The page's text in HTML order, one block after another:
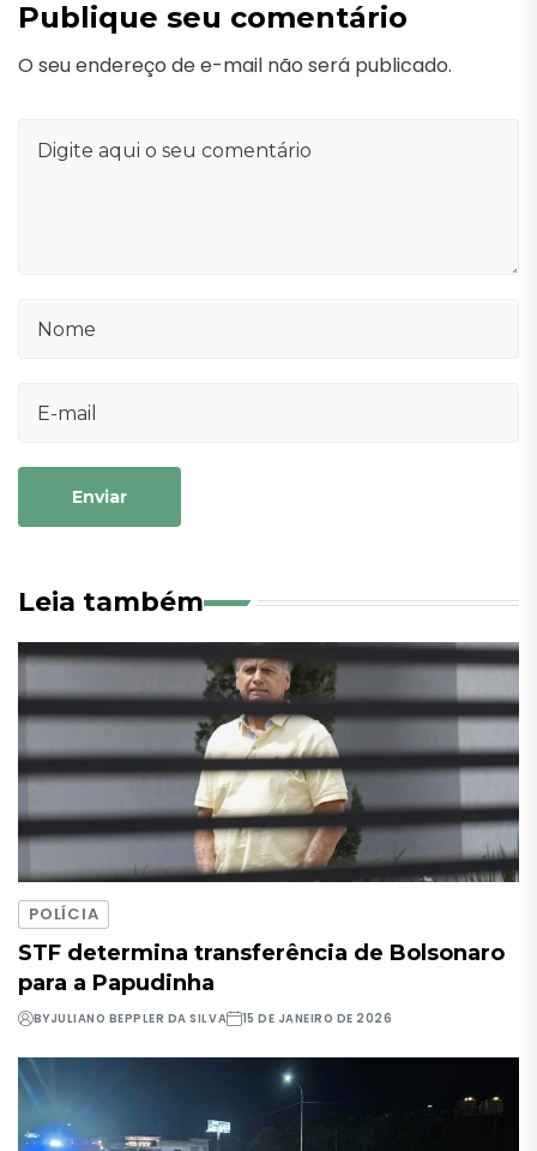
Publique seu comentário
O seu endereço de e-mail não será publicado.
Enviar
Leia também
POLÍCIA
STF determina transferência de Bolsonaro
para a Papudinha
BYJULIANO BEPPLER DA SILVA 15 DE JANEIRO DE 2026